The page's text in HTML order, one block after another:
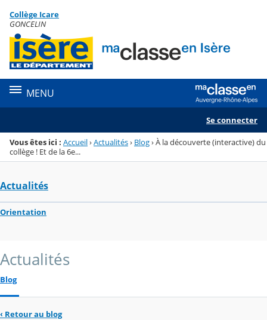
Menu de la rubrique
Contenu
Collège Icare
GONCELIN
MENU
Se connecter
Vous êtes ici : Accueil›Actualités› Blog›À la découverte (interactive) du
collège ! Et de la 6e...
Actualités
Orientation
Actualités
Blog
‹ Retour au blog